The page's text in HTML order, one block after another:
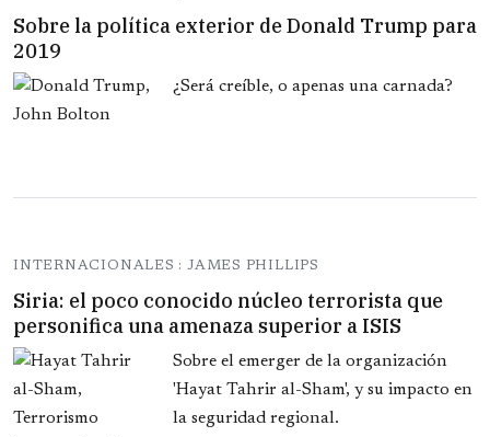
Sobre la política exterior de Donald Trump para
2019
¿Será creíble, o apenas una carnada?
INTERNACIONALES : JAMES PHILLIPS
Siria: el poco conocido núcleo terrorista que
personifica una amenaza superior a ISIS
Sobre el emerger de la organización
'Hayat Tahrir al-Sham', y su impacto en
la seguridad regional.